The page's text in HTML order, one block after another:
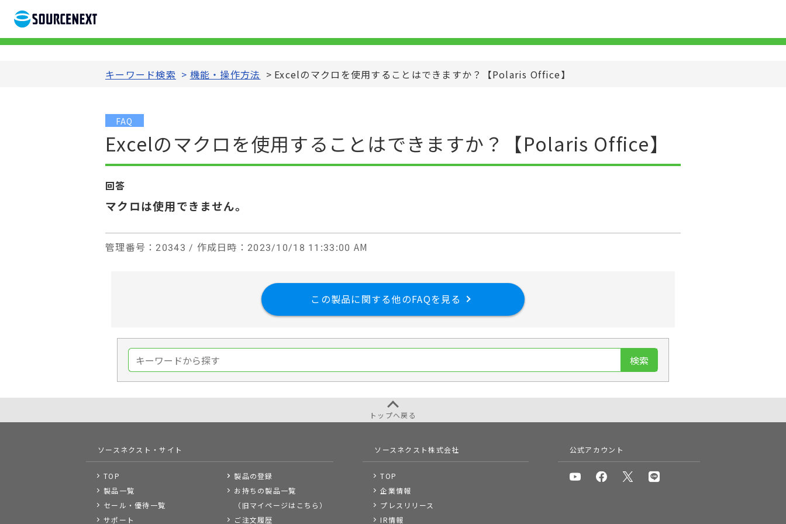
キーワード検索 > 機能・操作方法 > Excelのマクロを使用することはできますか？【Polaris Office】
FAQ
Excelのマクロを使用することはできますか？【Polaris Office】
回答
マクロは使用できません。
管理番号 ：20343 / 作成日時 ：2023/10/18 11:33:00 AM
この製品に関する他のFAQを見る
検索
トップへ戻る
ソースネクスト・サイト
TOP
製品一覧
セール・優待一覧
サポート
製品の登録
お持ちの製品一覧
（旧マイページはこちら）
ご注文履歴
ソースネクスト株式会社
TOP
企業情報
プレスリリース
IR情報
公式アカウント